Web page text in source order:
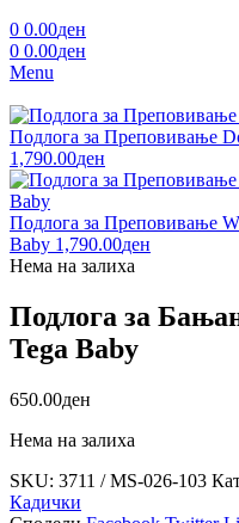
0 0.00ден
0 0.00ден
Menu
Подлога за Преповивање
1,790.00ден
Подлога за Преповивање
Baby 1,790.00ден
Нема на залиха
Подлога за
Tega Baby
650.00ден
Нема на залиха
SKU: 3711 / MS-026-103
Кадички